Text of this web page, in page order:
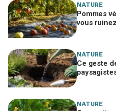
NATURE
Pommes
vous
NATURE
Ce geste
NATURE